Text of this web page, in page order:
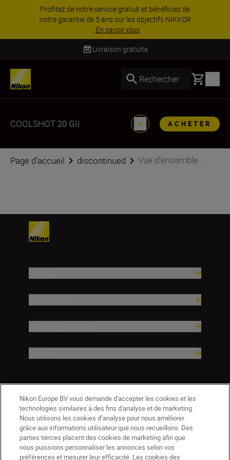
Profitez de notre service gratuit et bénéficiez de
notre garantie de 5 ans sur les objectifs NIKKOR
...En savoir plus
Livraison gratuite
Rechercher Basket
COOLSHOT 20 GII ACHETER
Page d’accueil discontinued Vue d’ensemble ...
Nikon Europe BV vous demande d'accepter les cookies et les
technologies similaires à des fins d'analyse et de marketing.
Nous utilisons les cookies d’analyse pour nous améliorer
grâce aux informations utilisateur que nous recueillons. Des
parties tierces placent des cookies de marketing afin que
nous puissions personnaliser les annonces selon vos
préférences et mesurer leur efficacité. Les cookies des